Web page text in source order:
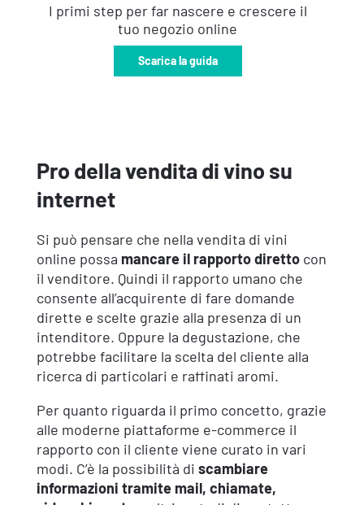
I primi step per far nascere e crescere il
tuo negozio online
Scarica la guida
Pro della vendita di vino su
internet
Si può pensare che nella vendita di vini
online possa mancare il rapporto direttocon
il venditore. Quindi il rapporto umano che
consente all’acquirente di fare domande
dirette e scelte grazie alla presenza di un
intenditore. Oppure la degustazione, che
potrebbe facilitare la scelta del cliente alla
ricerca di particolari e raffinati aromi.
Per quanto riguarda il primo concetto, grazie
alle moderne piattaforme e-commerce il
rapporto con il cliente viene curato in vari
modi. C’è la possibilità di scambiare
informazioni tramite mail, chiamate,